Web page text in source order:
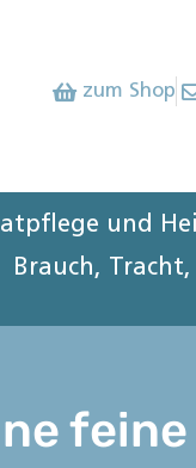
zum Shop
und
Brauch, Tracht,